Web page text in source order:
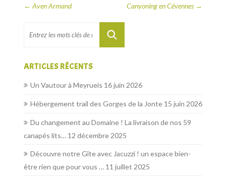
← Aven Armand Canyoning en Cévennes →
ARTICLES RÉCENTS
Un Vautour à Meyrueis 16 juin 2026
Hébergement trail des Gorges de la Jonte 15 juin 2026
Du changement au Domaine ! La livraison de nos 59
canapés lits… 12 décembre 2025
Découvre notre Gîte avec Jacuzzi ! un espace bien-
être rien que pour vous … 11 juillet 2025